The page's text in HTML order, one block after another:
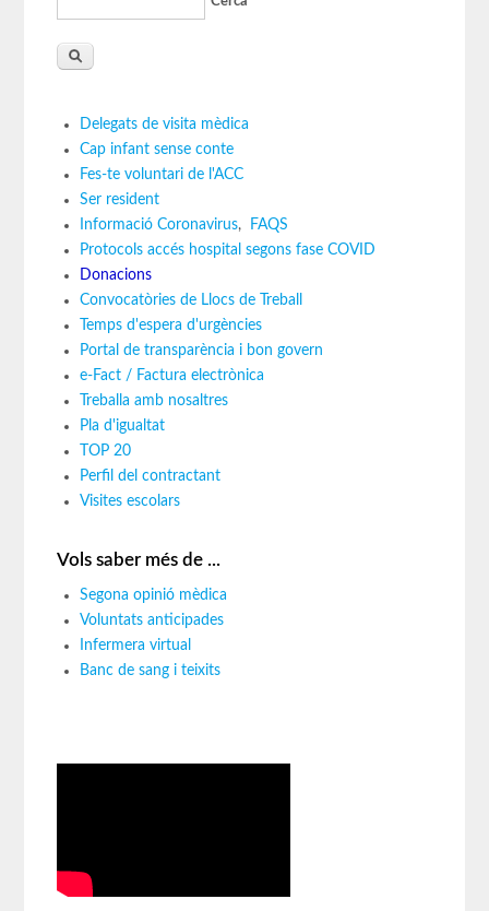
Delegats de visita mèdica
Cap infant sense conte
Fes-te voluntari de l'ACC
Ser resident
Informació Coronavirus,
FAQS
Protocols accés hospital segons fase COVID
Donacions
Convocatòries de Llocs de Treball
Temps d'espera d'urgències
Portal de transparència i bon govern
e-Fact / Factura electrònica
Treballa amb nosaltres
Pla d'igualtat
TOP 20
Perfil del contractant
Visites escolars
Vols saber més de ...
Segona opinió mèdica
Voluntats anticipades
Infermera virtual
Banc de sang i teixits